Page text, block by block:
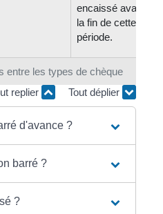
entre les types de chèque
encaissé avant
la fin de cette
période.
replier Tout déplier
d'avance ?
barré ?
?